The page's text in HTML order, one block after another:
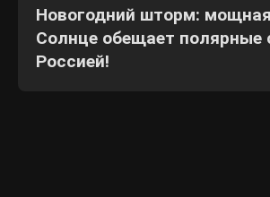
Новогодний шторм:
Солнце обещает полярные
Россией!